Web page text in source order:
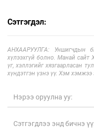
Сэтгэгдэл:
АНХААРУУЛГА: Уншигчдын
хүлээхгүй болно. Манай
үг, хэллэгийг хязгаарласан
хүндэтгэн үзнэ үү. Хэм хэмжээ